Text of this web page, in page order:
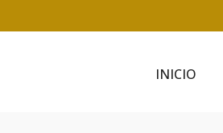
INICIO